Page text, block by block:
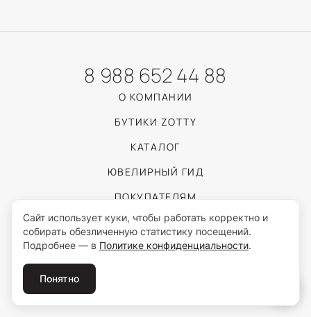
8 988 652 44 88
О КОМПАНИИ
БУТИКИ ZOTTY
КАТАЛОГ
ЮВЕЛИРНЫЙ ГИД
ПОКУПАТЕЛЯМ
Пользуясь сайтом, вы соглашаетесь с обработкой персональных данных
© 2026 ZOTTY · ИП Самойлова И.С.
Сайт использует куки, чтобы работать корректно и
собирать обезличенную статистику посещений.
Подробнее — в Политике конфиденциальности.
Понятно